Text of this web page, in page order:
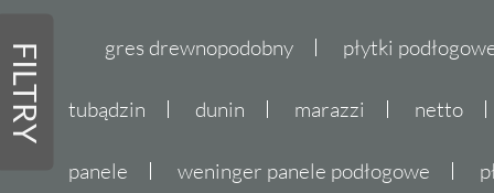
FILTRY gres drewnopodobny płytki
tubądzin dunin marazzi netto
panele weninger panele podłogowe